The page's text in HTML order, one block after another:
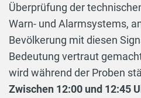
Überprüfung der
Warn- und Alarmsystems,
Bevölkerung mit diesen
Bedeutung vertraut
wird während der Proben
Zwischen 12:00 und 12:45